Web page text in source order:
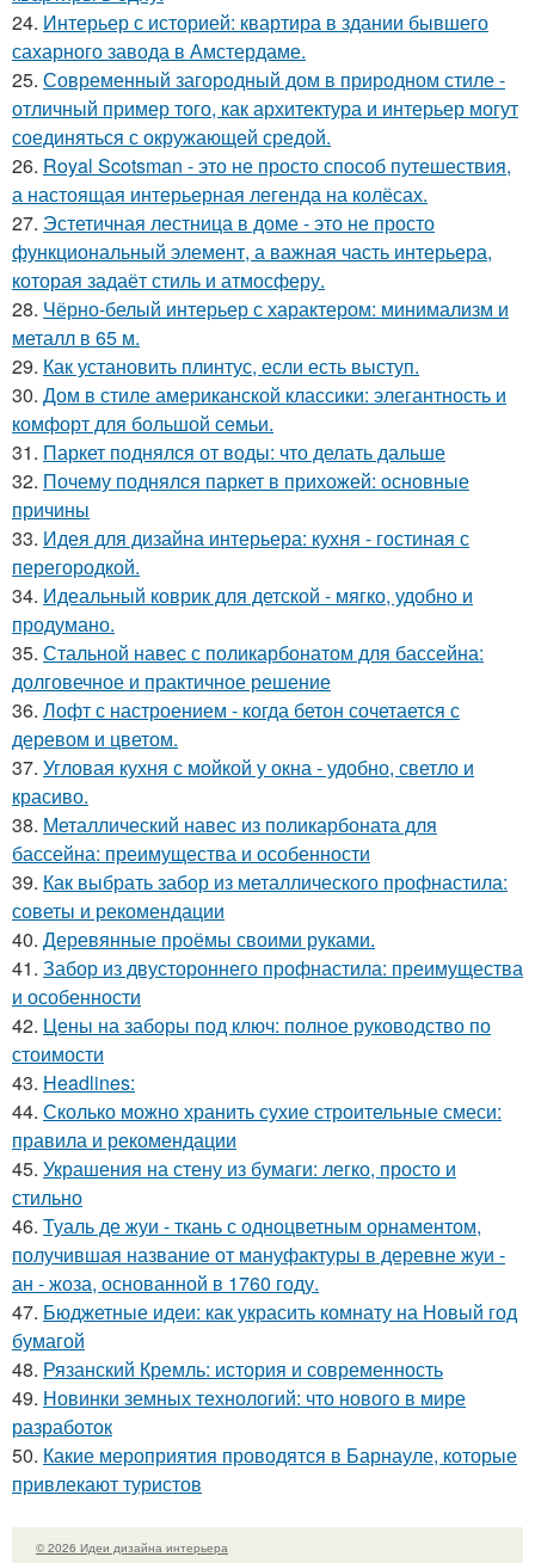
24. Интерьер с историей: квартира в здании бывшего
сахарного завода в Амстердаме.
25. Современный загородный дом в природном стиле -
отличный пример того, как архитектура и интерьер могут
соединяться с окружающей средой.
26. Royal Scotsman - это не просто способ путешествия,
а настоящая интерьерная легенда на колёсах.
27. Эстетичная лестница в доме - это не просто
функциональный элемент, а важная часть интерьера,
которая задаёт стиль и атмосферу.
28. Чёрно-белый интерьер с характером: минимализм и
металл в 65 м.
29. Как установить плинтус, если есть выступ.
30. Дом в стиле американской классики: элегантность и
комфорт для большой семьи.
31. Паркет поднялся от воды: что делать дальше
32. Почему поднялся паркет в прихожей: основные
причины
33. Идея для дизайна интерьера: кухня - гостиная с
перегородкой.
34. Идеальный коврик для детской - мягко, удобно и
продумано.
35. Стальной навес с поликарбонатом для бассейна:
долговечное и практичное решение
36. Лофт с настроением - когда бетон сочетается с
деревом и цветом.
37. Угловая кухня с мойкой у окна - удобно, светло и
красиво.
38. Металлический навес из поликарбоната для
бассейна: преимущества и особенности
39. Как выбрать забор из металлического профнастила:
советы и рекомендации
40. Деревянные проёмы своими руками.
41. Забор из двустороннего профнастила: преимущества
и особенности
42. Цены на заборы под ключ: полное руководство по
стоимости
43. Headlines:
44. Сколько можно хранить сухие строительные смеси:
правила и рекомендации
45. Украшения на стену из бумаги: легко, просто и
стильно
46. Туаль де жуи - ткань с одноцветным орнаментом,
получившая название от мануфактуры в деревне жуи -
ан - жоза, основанной в 1760 году.
47. Бюджетные идеи: как украсить комнату на Новый год
бумагой
48. Рязанский Кремль: история и современность
49. Новинки земных технологий: что нового в мире
разработок
50. Какие мероприятия проводятся в Барнауле, которые
привлекают туристов
© 2026 Идеи дизайна интерьера